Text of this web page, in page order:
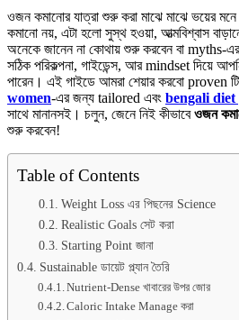
Loss
Journey
|
ওজন
কমানোর
যাত্রা
শুরু
করার
টিপস
তে
ওজন কমানোর যাত্রা শুরু করা মাঝে মাঝে ভয়ের
কমানো নয়, এটা হলো সুস্থ হওয়া, আত্মবিশ্বাস
অনেকে জানেন না কোথায় শুরু করবেন বা myths-
সঠিক পরিকল্পনা, গাইডেন্স, আর mindset দিয়ে
পারেন। এই গাইডে আমরা শেয়ার করবো proven
women-এর জন্য tailored এবং bengali
সাথে মানানসই। চলুন, জেনে নিই কীভাবেওজন
শুরু করবেন!
Table of Contents
Weight Loss এর পিছনের Science
Realistic Goals সেট করা
Starting Point জানা
Sustainable ডায়েট প্ল্যান তৈরি
Nutrient-Dense খাবারের উপর জোর
Caloric Intake Manage করা